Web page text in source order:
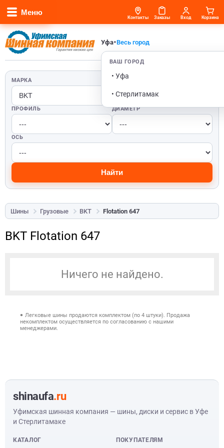
Меню
Уфа•Весь город
ВАШ ГОРОД
• Уфа
• Стерлитамак
Контакты Заказы Вход Корзина
МАРКА ШИРИНА
ПРОФИЛЬ ДИАМЕТР
ОСЬ
Найти
Шины Грузовые BKT Flotation 647
BKT Flotation 647
Ничего не найдено.
Легковые шины продаются комплектом (по 4 штуки). Продажа
некомплектом осуществляется по согласованию с нашими
менеджерами.
shinaufa.ru
Уфимская шинная компания — шины, диски и сервис в Уфе
и Стерлитамаке
КАТАЛОГ ПОКУПАТЕЛЯМ